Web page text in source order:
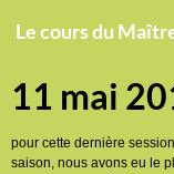
Le cours du
11 mai
pour cette dernière
saison, nous avons eu le